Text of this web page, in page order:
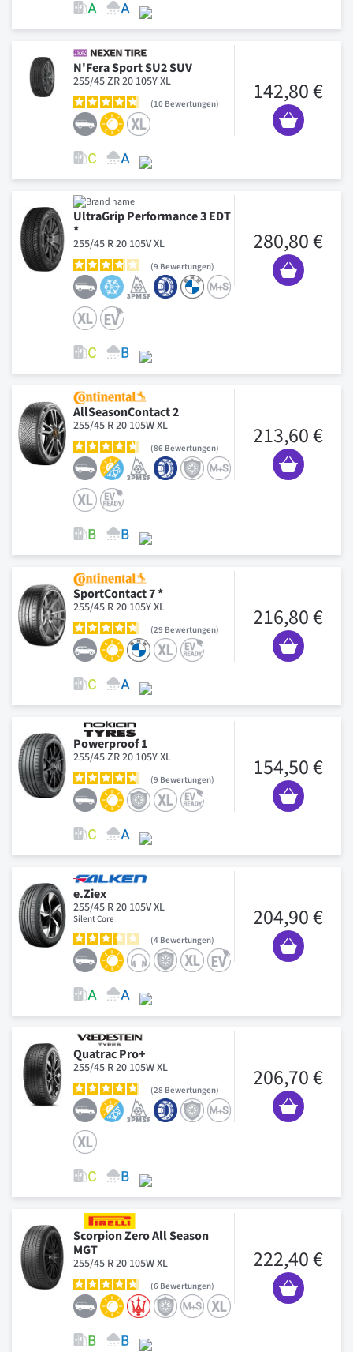
N'Fera Sport SU2 SUV
255/45 ZR 20 105Y XL
10 Bewertungen 142,80 €
UltraGrip Performance 3 EDT
*
255/45 R 20 105V XL
9 Bewertungen
280,80 €
AllSeasonContact 2
255/45 R 20 105W XL
86 Bewertungen 213,60 €
SportContact 7 *
255/45 R 20 105Y XL
29 Bewertungen 216,80 €
Powerproof 1
255/45 ZR 20 105Y XL
9 Bewertungen 154,50 €
e.Ziex
255/45 R 20 105V XL
Silent Core
4 Bewertungen
204,90 €
Quatrac Pro+
255/45 R 20 105W XL
28 Bewertungen 206,70 €
Scorpion Zero All Season
MGT
255/45 R 20 105W XL
6 Bewertungen
222,40 €